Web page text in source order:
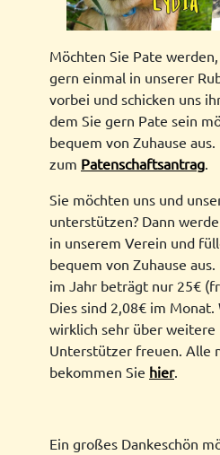
Möchten Sie Pate
gern einmal in unserer
vorbei und schicken uns
dem Sie gern Pate sein
bequem von Zuhause
zum Patenschaftsantrag.
Sie möchten uns und
unterstützen? Dann
in unserem Verein und
bequem von Zuhause
im Jahr beträgt nur 25€
Dies sind 2,08€ im
wirklich sehr über
Unterstützer freuen. Alle
bekommen Sie hier.
Ein großes Dankeschön